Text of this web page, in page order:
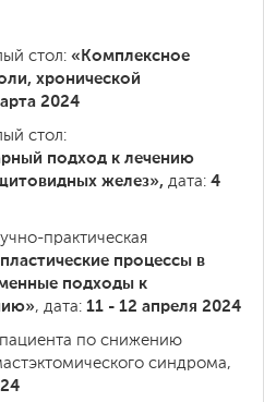
стол: «Комплексное
хронической
2024
стол:
подход к лечению
желез», дата: 4
практическая
процессы в
подходы к
, дата: 11 - 12 апреля 2024
пациента по снижению
синдрома,